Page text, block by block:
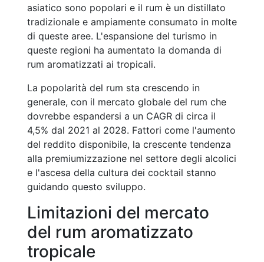
asiatico sono popolari e il rum è un distillato
tradizionale e ampiamente consumato in molte
di queste aree. L'espansione del turismo in
queste regioni ha aumentato la domanda di
rum aromatizzati ai tropicali.
La popolarità del rum sta crescendo in
generale, con il mercato globale del rum che
dovrebbe espandersi a un CAGR di circa il
4,5% dal 2021 al 2028. Fattori come l'aumento
del reddito disponibile, la crescente tendenza
alla premiumizzazione nel settore degli alcolici
e l'ascesa della cultura dei cocktail stanno
guidando questo sviluppo.
Limitazioni del mercato
del rum aromatizzato
tropicale